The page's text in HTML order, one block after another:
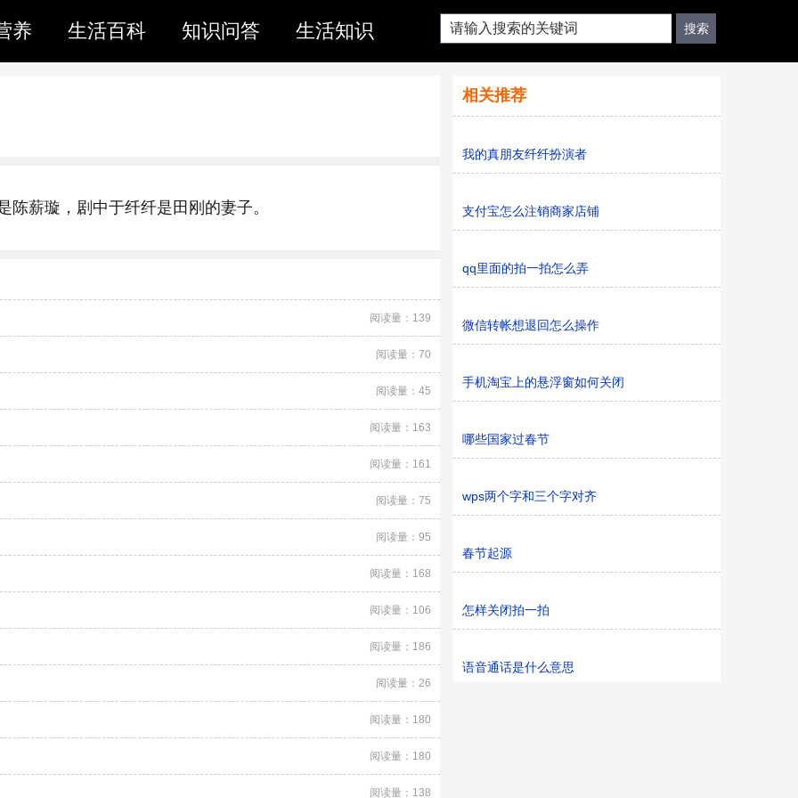
养 生活百科 知识问答 生活知识
薪璇，剧中于纤纤是田刚的妻子。
阅读量：139
阅读量：70
阅读量：45
阅读量：163
阅读量：161
阅读量：75
阅读量：95
阅读量：168
阅读量：106
阅读量：186
阅读量：26
阅读量：180
阅读量：180
阅读量：138
相关推荐
我的真朋友纤纤扮演者
支付宝怎么注销商家店铺
qq里面的拍一拍怎么弄
微信转帐想退回怎么操作
手机淘宝上的悬浮窗如何关闭
哪些国家过春节
wps两个字和三个字对齐
春节起源
怎样关闭拍一拍
语音通话是什么意思